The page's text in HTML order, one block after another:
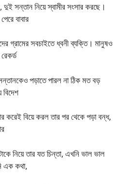
দুই সন্তান নিয়ে স্বামীর সংসার করছে।
বাবার
গ্রামের সবচাইতে ধ্বনী ব্যক্তি। মানুষও
পড়াতে পারল না ঠিক মত বড়
বিদেশ
করেই বিয়ে করল তার পর থেকে পড়া বন্ধ,
নিয়ে তার যত চিন্তা, এখনি ভাল ভাল
এক কথা,